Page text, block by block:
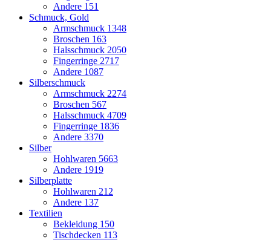
Andere 151
Schmuck, Gold
Armschmuck 1348
Broschen 163
Halsschmuck 2050
Fingerringe 2717
Andere 1087
Silberschmuck
Armschmuck 2274
Broschen 567
Halsschmuck 4709
Fingerringe 1836
Andere 3370
Silber
Hohlwaren 5663
Andere 1919
Silberplatte
Hohlwaren 212
Andere 137
Textilien
Bekleidung 150
Tischdecken 113